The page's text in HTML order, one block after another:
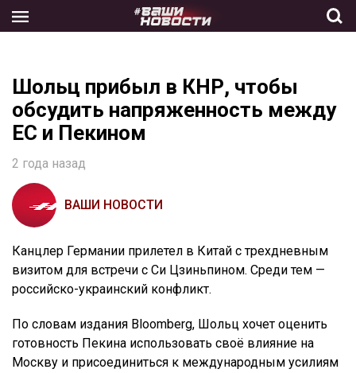
the
Шольц прибыл в КНР, чтобы
обсудить напряженность между
ЕС и Пекином
2 года назад
ВАШИ НОВОСТИ
Канцлер Германии прилетел в Китай с трехдневным
визитом для встречи с Си Цзиньпином. Среди тем —
российско-украинский конфликт.
По словам издания Bloomberg, Шольц хочет оценить
готовность Пекина использовать своё влияние на
Москву и присоединиться к международным усилиям